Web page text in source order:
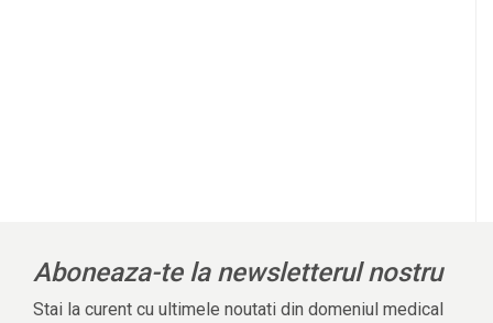
Aboneaza-te la newsletterul nostru
Stai la curent cu ultimele noutati din domeniul medical